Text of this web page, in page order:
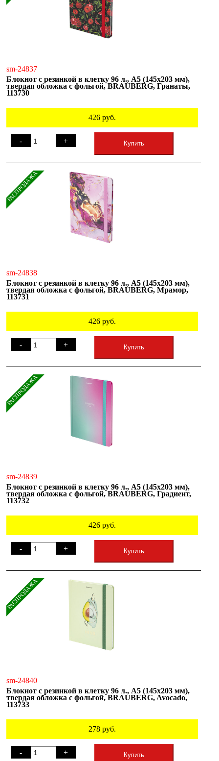
sm-24837
Блокнот с резинкой в клетку 96 л., А5 (145х203 мм),
твердая обложка с фольгой, BRAUBERG, Гранаты,
113730
426 руб.
- + Купить
РАСПРОДАЖА
sm-24838
Блокнот с резинкой в клетку 96 л., А5 (145х203 мм),
твердая обложка с фольгой, BRAUBERG, Мрамор,
113731
426 руб.
- + Купить
РАСПРОДАЖА
sm-24839
Блокнот с резинкой в клетку 96 л., А5 (145х203 мм),
твердая обложка с фольгой, BRAUBERG, Градиент,
113732
426 руб.
- + Купить
РАСПРОДАЖА
sm-24840
Блокнот с резинкой в клетку 96 л., А5 (145х203 мм),
твердая обложка с фольгой, BRAUBERG, Avocado,
113733
278 руб.
- + Купить